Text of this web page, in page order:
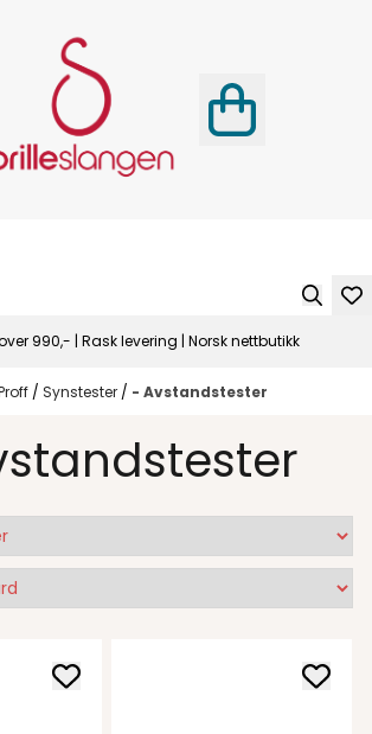
990,- | Rask levering | Norsk nettbutikk
/ Synstester / - Avstandstester